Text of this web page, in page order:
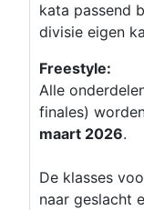
kata passend
divisie eigen
Freestyle:
Alle
finales)
maart 2026.
De klasses
naar geslacht